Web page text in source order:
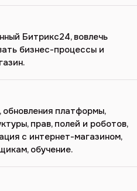
Битрикс24, вовлечь
бизнес-процессы и
платформы,
прав, полей и роботов,
с интернет-магазином,
обучение.